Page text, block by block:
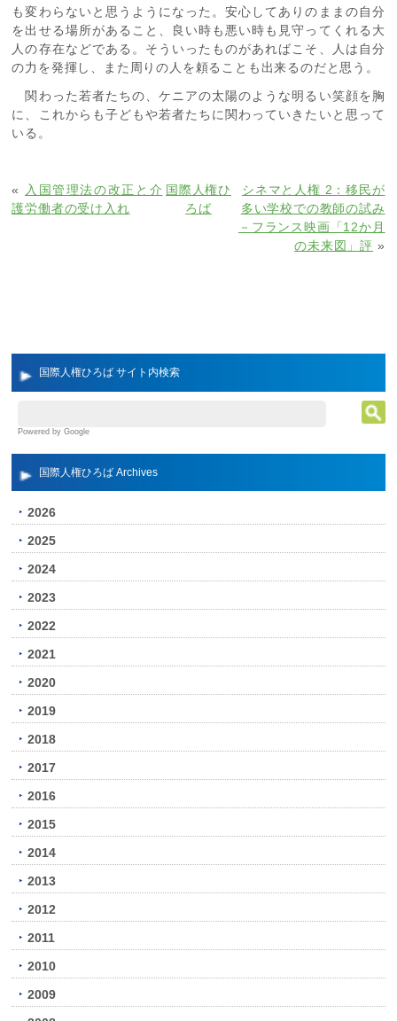
国際人権ひろば サイト内検索
Powered by Google
国際人権ひろば Archives
2026
2025
2024
2023
2022
2021
2020
2019
2018
2017
2016
2015
2014
2013
2012
2011
2010
2009
も変わらないと思うようになった。安心してありのままの自分
を出せる場所があること、良い時も悪い時も見守ってくれる大
人の存在などである。そういったものがあればこそ、人は自分
の力を発揮し、また周りの人を頼ることも出来るのだと思う。
関わった若者たちの、ケニアの太陽のような明るい笑顔を胸
に、これからも子どもや若者たちに関わっていきたいと思って
いる。
«
入国管理法の改正と介
護労働者の受け入れ
シネマと人権 2：移民が
多い学校での教師の試み
－フランス映画「12か月
の未来図」評 »
国際人権ひ
ろば